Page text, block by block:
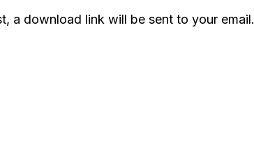
a download link will be sent to your email.